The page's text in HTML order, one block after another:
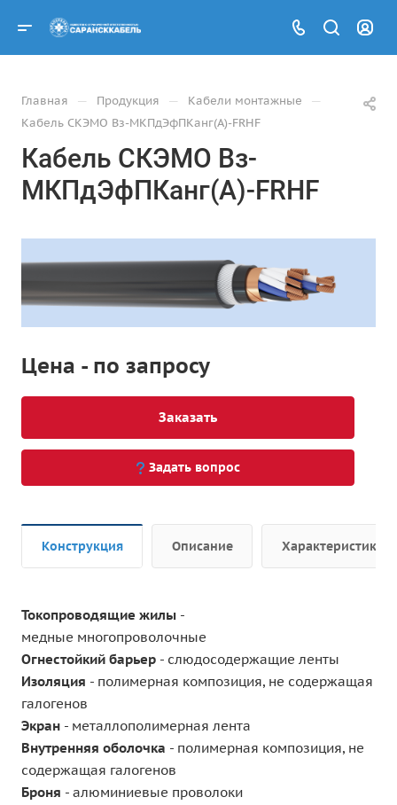
Главная — Продукция — Кабели монтажные —
Кабель СКЭМО Вз-МКПдЭфПКанг(А)-FRHF
Кабель СКЭМО Вз-
МКПдЭфПКанг(А)-FRHF
Цена - по запросу
Заказать
Задать вопрос
Конструкция Описание Характеристики
Токопроводящие жилы -
медные многопроволочные
Огнестойкий барьер - слюдосодержащие ленты
Изоляция - полимерная композиция, не содержащая
галогенов
Экран - металлополимерная лента
Внутренняя оболочка - полимерная композиция, не
содержащая галогенов
Броня - алюминиевые проволоки